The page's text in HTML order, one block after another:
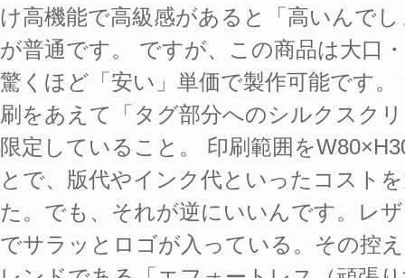
け高機能で高級感があると「高いんで
が普通です。 ですが、この商品は大口
驚くほど「安い」単価で製作可能です
刷をあえて「タグ部分へのシルクスク
限定していること。 印刷範囲を
とで、版代やインク代といったコスト
た。でも、それが逆にいいんです。レ
でサラッとロゴが入っている。その控